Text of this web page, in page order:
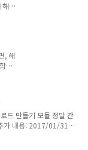
참
서
, 해
니
한
원드 만들기 모듈 정말 간
가 내용: 2017/01/31)
됩니다. 2.0버전으로